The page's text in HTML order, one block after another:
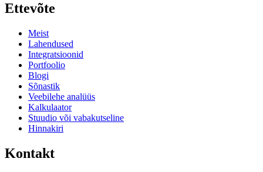
Ettevõte
Meist
Lahendused
Integratsioonid
Portfoolio
Blogi
Sõnastik
Veebilehe analüüs
Kalkulaator
Stuudio või vabakutseline
Hinnakiri
Kontakt